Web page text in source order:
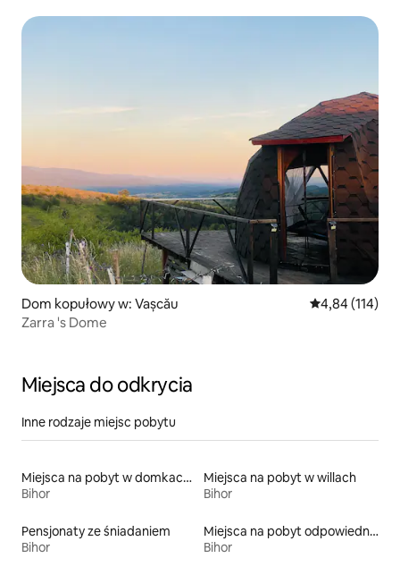
Dom kopułowy w: Vașcău Średnia
4,84 (114)
Zarra 's Dome
Miejsca do odkrycia
Inne rodzaje miejsc pobytu
Miejsca na pobyt w domkach gościnnych
Bihor
Miejsca na pobyt w willach
Bihor
Pensjonaty ze śniadaniem
Bihor
Miejsca na pobyt odpowiednie dla rodzin
Bihor